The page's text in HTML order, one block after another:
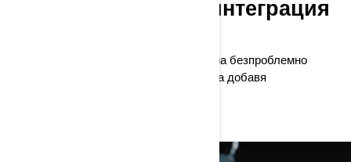
Усъвършенствана интеграция
Каската Advex е проектирана да приема безпроблемно
комуникационната система Vibe, без да добавя